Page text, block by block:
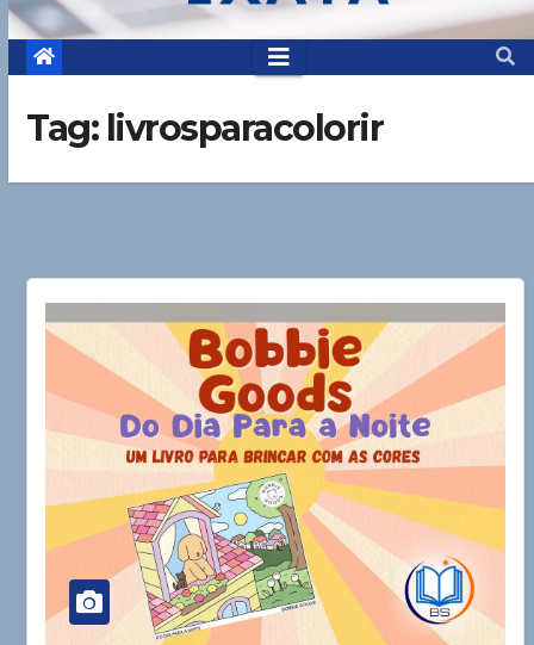
Tag: livrosparacolorir